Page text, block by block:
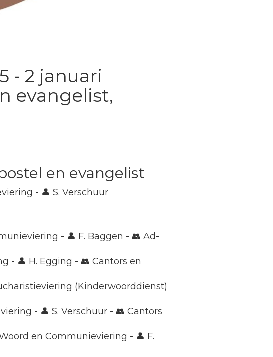
- 2 januari
evangelist,
en evangelist
- 👤 S. Verschuur
- 👤 F. Baggen - 👥 Ad-
- 👤 H. Egging - 👥 Cantors en
(Kinderwoorddienst)
- 👤 S. Verschuur - 👥 Cantors
en Communieviering - 👤 F.